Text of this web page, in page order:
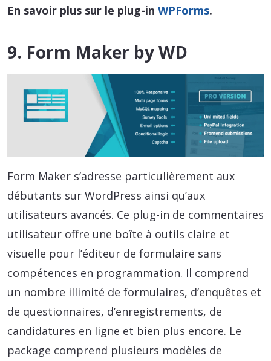
En savoir plus sur le plug-in WPForms.
9. Form Maker by WD
Form Maker s’adresse particulièrement aux
débutants sur WordPress ainsi qu’aux
utilisateurs avancés. Ce plug-in de commentaires
utilisateur offre une boîte à outils claire et
visuelle pour l’éditeur de formulaire sans
compétences en programmation. Il comprend
un nombre illimité de formulaires, d’enquêtes et
de questionnaires, d’enregistrements, de
candidatures en ligne et bien plus encore. Le
package comprend plusieurs modèles de